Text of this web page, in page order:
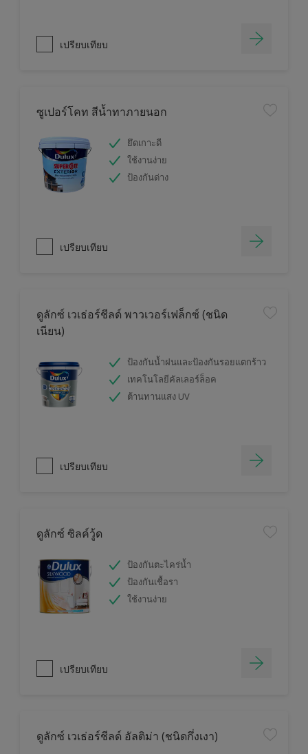
เปรียบเทียบ
ซูเปอร์โคท สีน้ำทาภายนอก
ยึดเกาะดี
ใช้งานง่าย
ป้องกันด่าง
เปรียบเทียบ
ดูลักซ์ เวเธ่อร์ชีลด์ พาวเวอร์เฟล็กซ์ (ชนิด
เนียน)
ป้องกันน้ำฝนและป้องกันรอยแตกร้าว
เทคโนโลยีคัลเลอร์ล็อค
ต้านทานแสง UV
เปรียบเทียบ
ดูลักซ์ ซิลค์วู้ด
ป้องกันตะไคร่น้ำ
ป้องกันเชื้อรา
ใช้งานง่าย
เปรียบเทียบ
ดูลักซ์ เวเธ่อร์ชีลด์ อัลติม่า (ชนิดกึ่งเงา)